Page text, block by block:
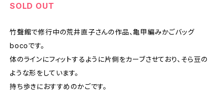
SOLD OUT
竹聲館で修行中の荒井直子さんの作品、亀甲編みかごバッグ
bocoです。
体のラインにフィットするように片側をカーブさせており、そら豆の
ような形をしています。
持ち歩きにおすすめのかごです。